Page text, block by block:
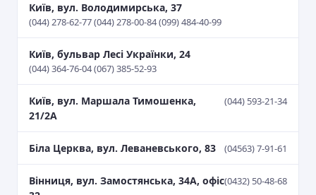
Київ, вул. Володимирська, 37
(044) 278-62-77 (044) 278-00-84 (099) 484-40-99
Київ, бульвар Лесі Українки, 24
(044) 364-76-04 (067) 385-52-93
Київ, вул. Маршала Тимошенка,
21/2А
(044) 593-21-34
Біла Церква, вул. Леваневського, 83 (04563) 7-91-61
Вінниця, вул. Замостянська, 34А, офіс(0432) 50-48-68